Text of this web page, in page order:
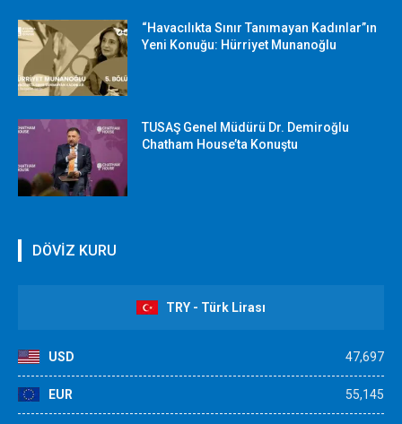
“Havacılıkta Sınır Tanımayan Kadınlar”ın
Yeni Konuğu: Hürriyet Munanoğlu
TUSAŞ Genel Müdürü Dr. Demiroğlu
Chatham House’ta Konuştu
DÖVİZ KURU
TRY - Türk Lirası
USD 47,697
EUR 55,145